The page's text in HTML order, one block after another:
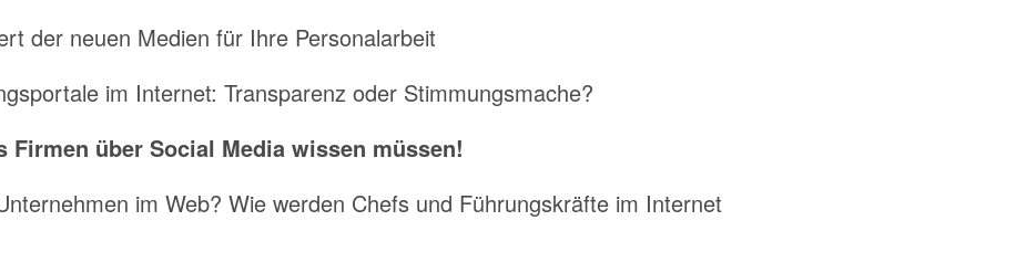
der neuen Medien für Ihre Personalarbeit
im Internet: Transparenz oder Stimmungsmache?
Firmen über Social Media wissen müssen!
im Web? Wie werden Chefs und Führungskräfte im Internet